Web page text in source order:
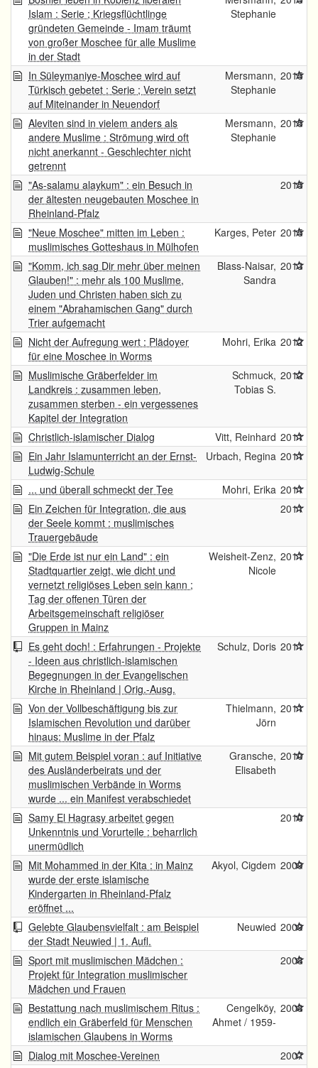
Islam : Serie ; Kriegsflüchtlinge
gründeten Gemeinde - Imam träumt
von großer Moschee für alle Muslime
in der Stadt
Stephanie
In Süleymaniye-Moschee wird auf
Türkisch gebetet : Serie ; Verein setzt
auf Miteinander in Neuendorf
Mersmann,
Stephanie
2015
Aleviten sind in vielem anders als
andere Muslime : Strömung wird oft
nicht anerkannt - Geschlechter nicht
getrennt
Mersmann,
Stephanie
2015
"As-salamu alaykum" : ein Besuch in
der ältesten neugebauten Moschee in
Rheinland-Pfalz
2015
"Neue Moschee" mitten im Leben :
muslimisches Gotteshaus in Mülhofen
Karges, Peter 2015
"Komm, ich sag Dir mehr über meinen
Glauben!" : mehr als 100 Muslime,
Juden und Christen haben sich zu
einem "Abrahamischen Gang" durch
Trier aufgemacht
Blass-Naisar,
Sandra
2013
Nicht der Aufregung wert : Plädoyer
für eine Moschee in Worms
Mohri, Erika 2012
Muslimische Gräberfelder im
Landkreis : zusammen leben,
zusammen sterben - ein vergessenes
Kapitel der Integration
Schmuck,
Tobias S.
2012
Christlich-islamischer Dialog Vitt, Reinhard 2011
Ein Jahr Islamunterricht an der Ernst-
Ludwig-Schule
Urbach, Regina 2011
... und überall schmeckt der Tee Mohri, Erika 2011
Ein Zeichen für Integration, die aus
der Seele kommt : muslimisches
Trauergebäude
2011
"Die Erde ist nur ein Land" : ein
Stadtquartier zeigt, wie dicht und
vernetzt religiöses Leben sein kann ;
Tag der offenen Türen der
Arbeitsgemeinschaft religiöser
Gruppen in Mainz
Weisheit-Zenz,
Nicole
2011
Es geht doch! : Erfahrungen - Projekte
- Ideen aus christlich-islamischen
Begegnungen in der Evangelischen
Kirche in Rheinland | Orig.-Ausg.
Schulz, Doris 2011
Von der Vollbeschäftigung bis zur
Islamischen Revolution und darüber
hinaus: Muslime in der Pfalz
Thielmann,
Jörn
2011
Mit gutem Beispiel voran : auf Initiative
des Ausländerbeirats und der
muslimischen Verbände in Worms
wurde ... ein Manifest verabschiedet
Gransche,
Elisabeth
2010
Samy El Hagrasy arbeitet gegen
Unkenntnis und Vorurteile : beharrlich
unermüdlich
2010
Mit Mohammed in der Kita : in Mainz
wurde der erste islamische
Kindergarten in Rheinland-Pfalz
eröffnet ...
Akyol, Cigdem 2009
Gelebte Glaubensvielfalt : am Beispiel
der Stadt Neuwied | 1. Aufl.
Neuwied 2009
Sport mit muslimischen Mädchen :
Projekt für Integration muslimischer
Mädchen und Frauen
2008
Bestattung nach muslimischem Ritus :
endlich ein Gräberfeld für Menschen
islamischen Glaubens in Worms
Cengelköy,
Ahmet / 1959-
2008
Dialog mit Moschee-Vereinen
2007